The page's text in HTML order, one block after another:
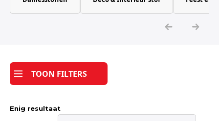
Katoen
Tijdpakker stof
TOON FILTERS
Enig resultaat